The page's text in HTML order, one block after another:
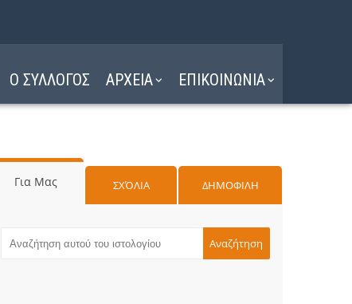
Ο ΣΥΛΛΟΓΟΣ ΑΡΧΕΙΑ ΕΠΙΚΟΙΝΩΝΙΑ
Για Μας ΣΧΌΛΙΑ ΔΗΜΟΦΙΛΗ